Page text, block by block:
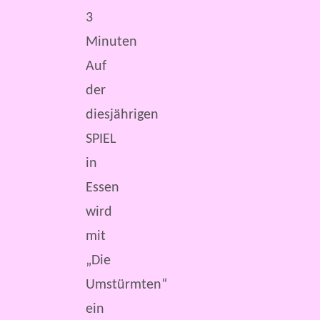
3
Minuten
Auf
der
diesjährigen
SPIEL
in
Essen
wird
mit
„Die
Umstürmten“
ein